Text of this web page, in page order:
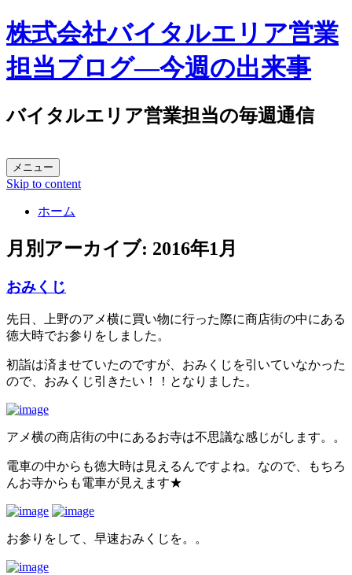
株式会社バイタルエリア営業
担当ブログ―今週の出来事
バイタルエリア営業担当の毎週通信
メニュー
Skip to content
ホーム
月別アーカイブ: 2016年1月
おみくじ
先日、上野のアメ横に買い物に行った際に商店街の中にある
徳大時でお参りをしました。
初詣は済ませていたのですが、おみくじを引いていなかった
ので、おみくじ引きたい！！となりました。
アメ横の商店街の中にあるお寺は不思議な感じがします。。
電車の中からも徳大時は見えるんですよね。なので、もちろ
んお寺からも電車が見えます★
お参りをして、早速おみくじを。。